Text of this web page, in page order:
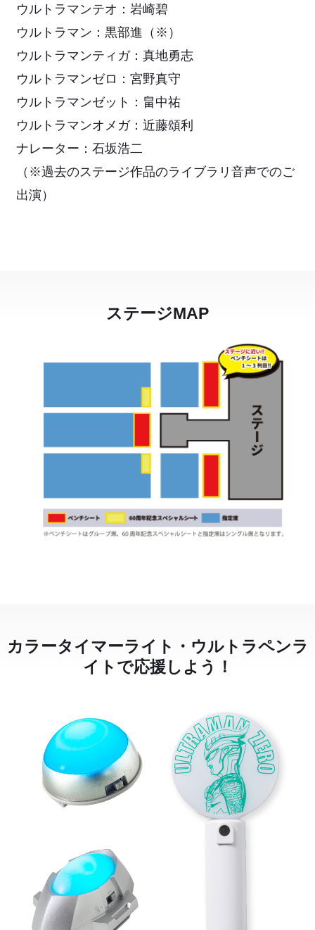
ウルトラマンテオ：岩崎碧
ウルトラマン：黒部進（※）
ウルトラマンティガ：真地勇志
ウルトラマンゼロ：宮野真守
ウルトラマンゼット：畠中祐
ウルトラマンオメガ：近藤頌利
ナレーター：石坂浩二
（※過去のステージ作品のライブラリ音声でのご
出演）
ステージMAP
カラータイマーライト・ウルトラペンラ
イトで応援しよう！